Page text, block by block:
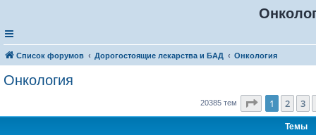
Список форумов Дорогостоящие лекарства и БАД Онкология
Онкология
20385 тем Страница
1 2 3
Темы